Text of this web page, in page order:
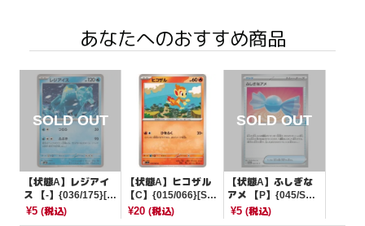
あなたへのおすすめ商品
【状態A】レジアイ
ス 【-】{036/175}[S
VM]
¥5 (税込)
【状態A】ヒコザル
【C】{015/066}[SV
5a]
¥20(税込)
【状態A】ふしぎな
アメ 【P】{045/SV-
P}[その他]
¥5 (税込)